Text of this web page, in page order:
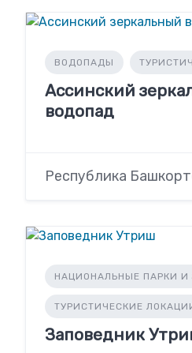
ВОДОПАДЫ
Ассинский
водопад
Республика
НАЦИОНАЛЬНЫЕ ПАРКИ И
ТУРИСТИЧЕСКИЕ
Заповедник